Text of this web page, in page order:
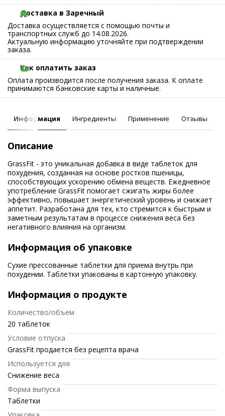
Доставка в Заречный
Доставка осуществляется с помощью почты и
транспортных служб до 14.08.2026.
Актуальную информацию уточняйте при подтверждении
заказа.
Как оплатить заказ
Оплата производится после получения заказа. К оплате
принимаются банковские карты и наличные.
Информация Ингредиенты Применение Отзывы
Описание
GrassFit - это уникальная добавка в виде таблеток для
похудения, созданная на основе ростков пшеницы,
способствующих ускорению обмена веществ. Ежедневное
употребление GrassFit помогает сжигать жиры более
эффективно, повышает энергетический уровень и снижает
аппетит. Разработана для тех, кто стремится к быстрым и
заметным результатам в процессе снижения веса без
негативного влияния на организм.
Информация об упаковке
Сухие прессованные таблетки для приема внутрь при
похудении. Таблетки упакованы в картонную упаковку.
Информация о продукте
Количество/объем
20 таблеток
Условие отпуска
GrassFit продается без рецепта врача
Используется для
Снижение веса
Форма выпуска
Таблетки